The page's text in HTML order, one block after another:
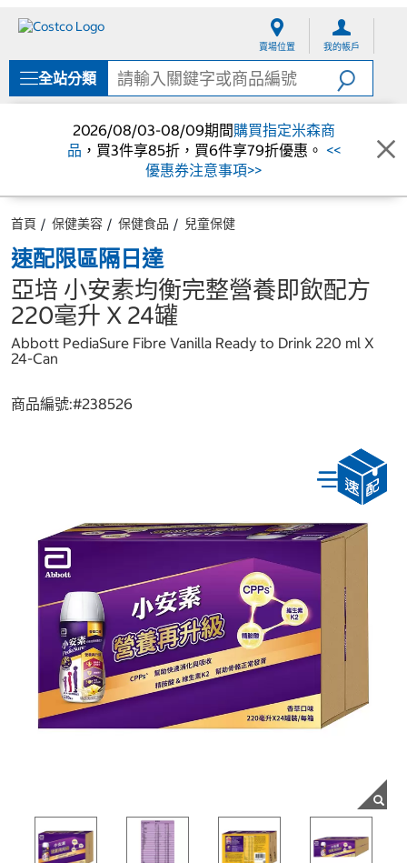
單
賣場位置 我的帳戶
全站分類
2026/08/03-08/09期間購買指定米森商
品 ，買3件享85折，買6件享79折優惠。 <<
優惠券注意事項>>
首頁 保健美容 保健食品 兒童保健
速配限區隔日達
亞培 小安素均衡完整營養即飲配方
220毫升 X 24罐
Abbott PediaSure Fibre Vanilla Ready to Drink 220 ml X
24-Can
商品編號:#238526